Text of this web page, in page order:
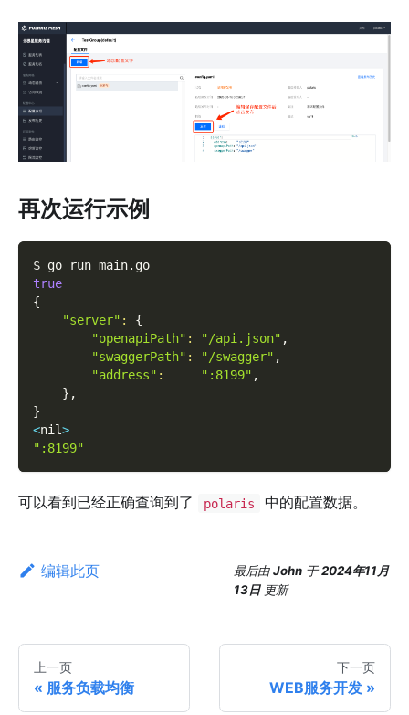
再次运行示例
$ go run main.go
true
{
"server" :
{
"openapiPath" : "/api.json" ,
"swaggerPath" : "/swagger" ,
"address" : ":8199" ,
} ,
}
<nil>
":8199"
可以看到已经正确查询到了 polaris 中的配置数据。
编辑此页 最后由John 于2024年11月
13日 更新
上一页
服务负载均衡
下一页
WEB服务开发